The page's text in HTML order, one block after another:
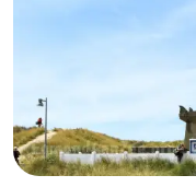
nuit
De
-